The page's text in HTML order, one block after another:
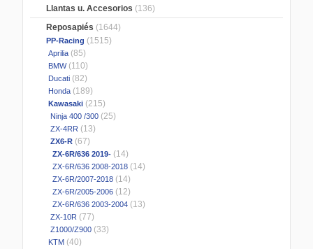
Llantas u. Accesorios (136)
Reposapiés (1644)
PP-Racing (1515)
Aprilia (85)
BMW(110)
Ducati (82)
Honda (189)
Kawasaki (215)
Ninja 400 /300 (25)
ZX-4RR (13)
ZX6-R (67)
ZX-6R/636 2019- (14)
ZX-6R/636 2008-2018 (14)
ZX-6R/2007-2018 (14)
ZX-6R/2005-2006 (12)
ZX-6R/636 2003-2004 (13)
ZX-10R (77)
Z1000/Z900 (33)
KTM (40)